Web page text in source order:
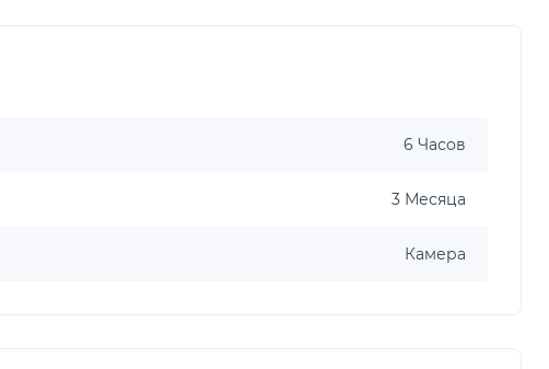
6 Часов
3 Месяца
Камера